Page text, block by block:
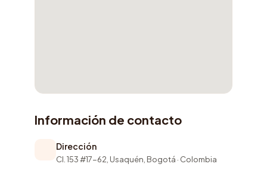
Información de contacto
Dirección
Cl. 153 #17-62, Usaquén, Bogotá · Colombia